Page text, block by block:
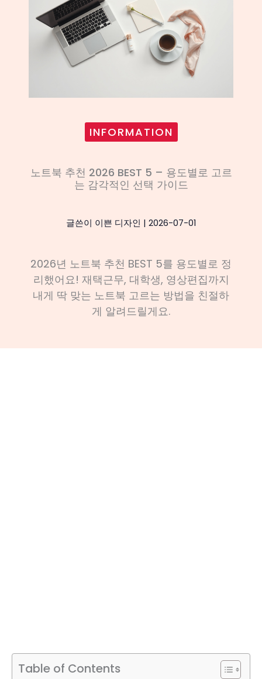
INFORMATION
노트북 추천 2026 BEST 5 – 용도별로 고르
는 감각적인 선택 가이드
글쓴이 이쁜 디자인 | 2026-07-01
2026년 노트북 추천 BEST 5를 용도별로 정
리했어요! 재택근무, 대학생, 영상편집까지
내게 딱 맞는 노트북 고르는 방법을 친절하
게 알려드릴게요.
Table of Contents